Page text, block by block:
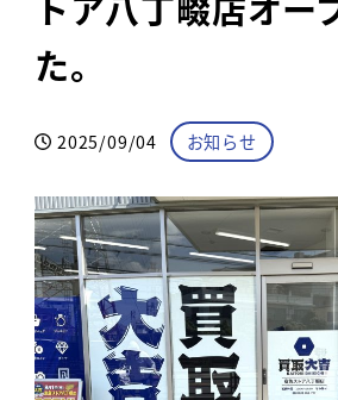
た。
投稿日
2025/09/04 カテゴリー
お知らせ